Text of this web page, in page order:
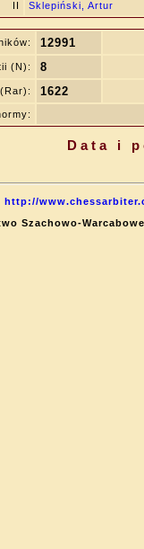
II Sklepiński, Artur
12991
(N): 8
1622
Data i
http://
Szachowo-Warcabowe